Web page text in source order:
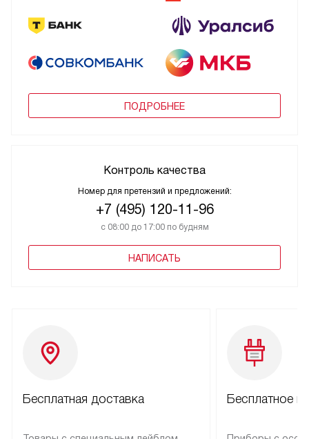
ПОДРОБНЕЕ
Контроль качества
Номер для претензий и предложений:
+7 (495) 120-11-96
с 08:00 до 17:00 по будням
НАПИСАТЬ
Бесплатная доставка Бесплатное